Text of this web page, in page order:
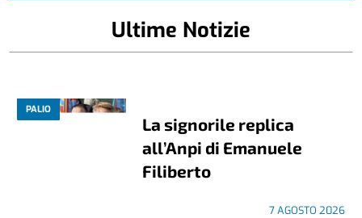
Ultime Notizie
PALIO
La signorile replica
all’Anpi di Emanuele
Filiberto
7 AGOSTO 2026